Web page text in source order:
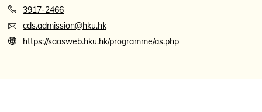
3917-2466
cds.admission@hku.hk
https://saasweb.hku.hk/programme/as.php